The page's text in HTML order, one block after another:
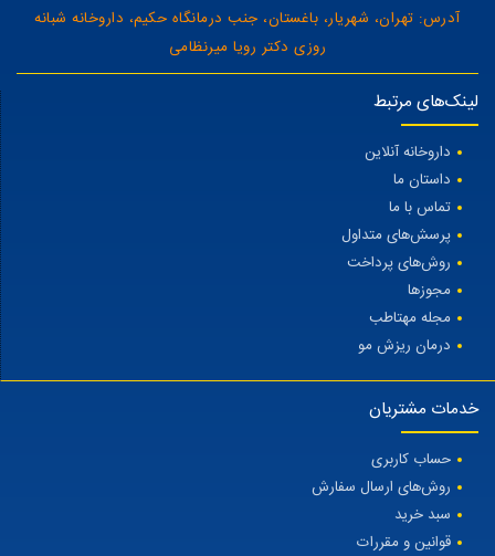
آدرس: تهران، شهریار، باغستان، جنب درمانگاه حکیم، داروخانه شبانه
روزی دکتر رویا میرنظامی
لینک‌های مرتبط
داروخانه آنلاین
داستان ما
تماس با ما
پرسش‌های متداول
روش‌های پرداخت
مجوزها
مجله مهتاطب
درمان ریزش مو
خدمات مشتریان
حساب کاربری
روش‌های ارسال سفارش
سبد خرید
قوانین و مقررات